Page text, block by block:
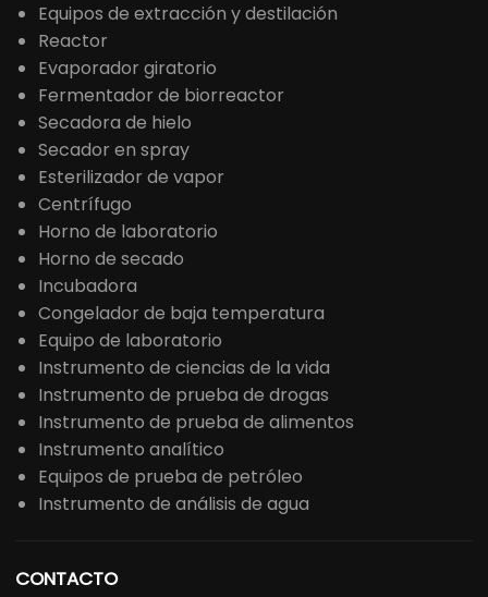
Equipos de extracción y destilación
Reactor
Evaporador giratorio
Fermentador de biorreactor
Secadora de hielo
Secador en spray
Esterilizador de vapor
Centrífugo
Horno de laboratorio
Horno de secado
Incubadora
Congelador de baja temperatura
Equipo de laboratorio
Instrumento de ciencias de la vida
Instrumento de prueba de drogas
Instrumento de prueba de alimentos
Instrumento analítico
Equipos de prueba de petróleo
Instrumento de análisis de agua
CONTACTO